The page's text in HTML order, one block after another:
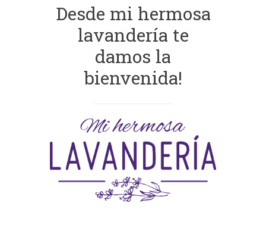
Desde mi hermosa
lavandería te
damos la
bienvenida!